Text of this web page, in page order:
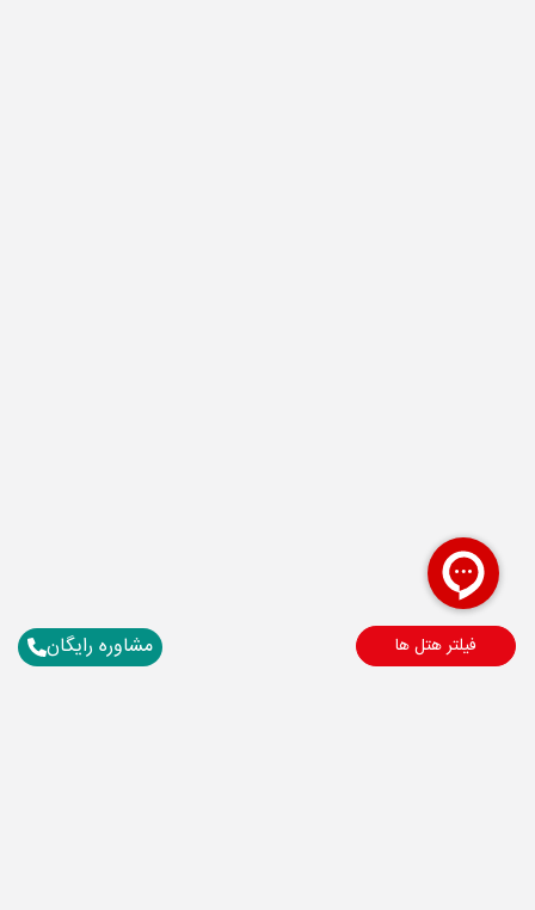
فیلتر هتل ها مشاوره رایگان